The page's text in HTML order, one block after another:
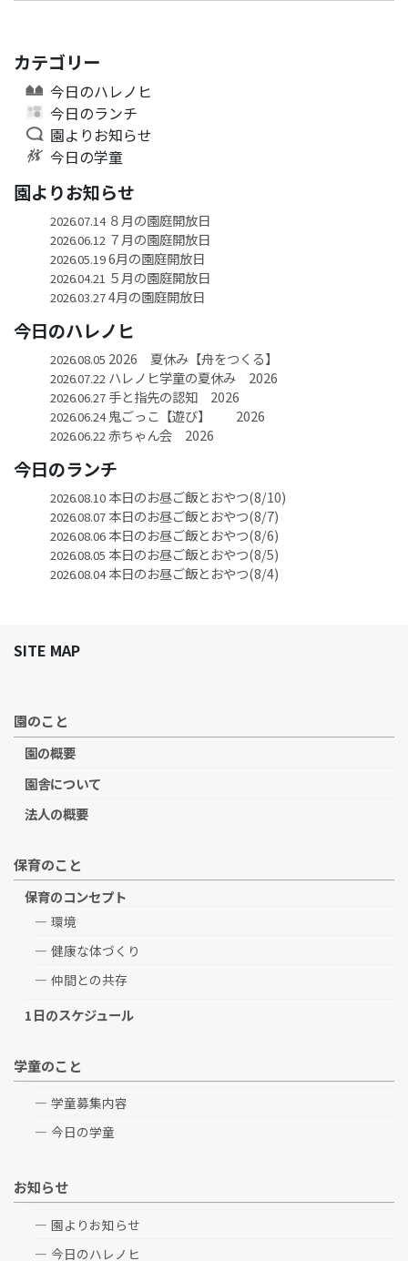
カテゴリー
今日のハレノヒ
今日のランチ
園よりお知らせ
今日の学童
園よりお知らせ
2026.07.14８月の園庭開放日
2026.06.12７月の園庭開放日
2026.05.196月の園庭開放日
2026.04.21 ５月の園庭開放日
2026.03.274月の園庭開放日
今日のハレノヒ
2026.08.05 2026 夏休み【舟をつくる】
2026.07.22ハレノヒ学童の夏休み 2026
2026.06.27手と指先の認知 2026
2026.06.24鬼ごっこ【遊び】 2026
2026.06.22赤ちゃん会 2026
今日のランチ
2026.08.10本日のお昼ご飯とおやつ(8/10)
2026.08.07本日のお昼ご飯とおやつ(8/7)
2026.08.06本日のお昼ご飯とおやつ(8/6)
2026.08.05 本日のお昼ご飯とおやつ(8/5)
2026.08.04本日のお昼ご飯とおやつ(8/4)
SITE MAP
園のこと
園の概要
園舎について
法人の概要
保育のこと
保育のコンセプト
環境
健康な体づくり
仲間との共存
1日のスケジュール
学童のこと
学童募集内容
今日の学童
お知らせ
園よりお知らせ
今日のハレノヒ